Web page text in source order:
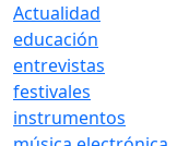
Actualidad
educación
entrevistas
festivales
instrumentos